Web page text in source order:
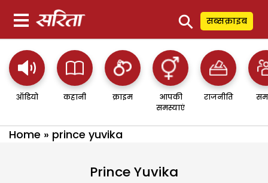
⚲ सब्सक्राइब
ऑडियो कहानी क्राइम
आपकी
समस्याएं
राजनीति
Home » prince yuvika
Prince Yuvika